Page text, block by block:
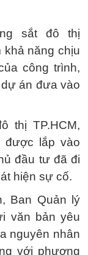
sắt đô thị
khả năng chịu
công trình,
án đưa vào
thị TP.HCM,
được lắp vào
đầu tư đã đi
hiện sự cố.
Ban Quản lý
văn bản yêu
nguyên nhân
với phương